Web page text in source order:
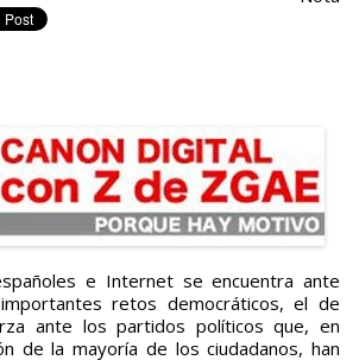
retos democráticos, el de
ante los partidos políticos que, en
de la mayoría de los ciudadanos, han